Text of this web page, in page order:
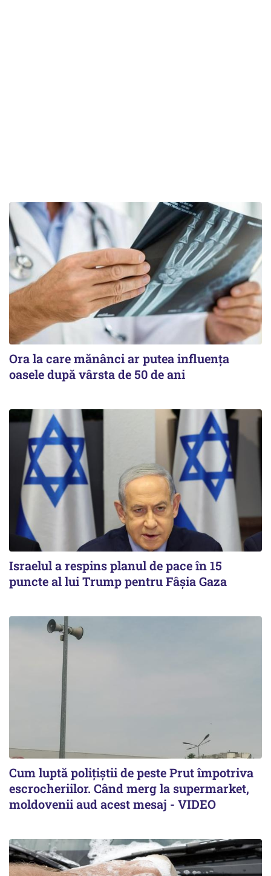
Ora la care mănânci ar putea influența
oasele după vârsta de 50 de ani
Israelul a respins planul de pace în 15
puncte al lui Trump pentru Fâșia Gaza
Cum luptă polițiștii de peste Prut împotriva
escrocheriilor. Când merg la supermarket,
moldovenii aud acest mesaj - VIDEO